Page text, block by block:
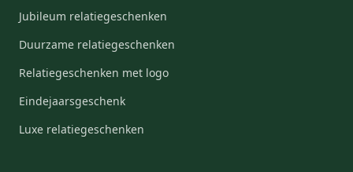
Jubileum relatiegeschenken
Duurzame relatiegeschenken
Relatiegeschenken met logo
Eindejaarsgeschenk
Luxe relatiegeschenken